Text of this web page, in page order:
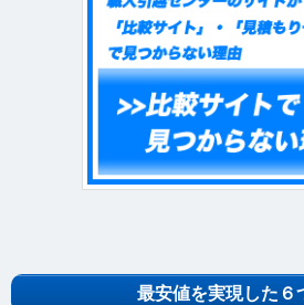
最安値を実現した６